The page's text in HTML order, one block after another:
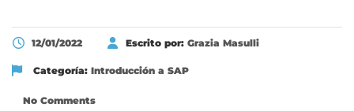
12/01/2022 Escrito por: Grazia Masulli
Categoría: Introducción a SAP
No Comments